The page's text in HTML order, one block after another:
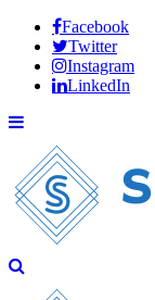
Facebook
Twitter
Instagram
LinkedIn